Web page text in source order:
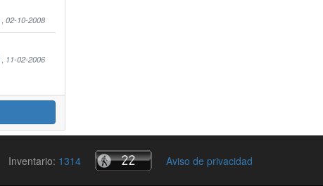
,02-10-2008
11-02-2006
Inventario: 1314 Aviso de privacidad